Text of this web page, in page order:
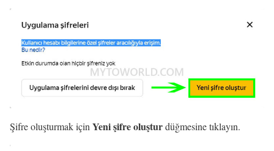
Şifre oluşturmak için Yeni şifre oluşturdüğmesine tıklayın.